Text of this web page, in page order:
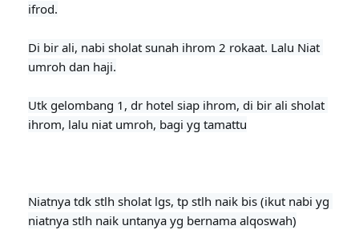
ifrod.
Di bir ali, nabi sholat sunah ihrom 2 rokaat. Lalu Niat
umroh dan haji.
Utk gelombang 1, dr hotel siap ihrom, di bir ali sholat
ihrom, lalu niat umroh, bagi yg tamattu
Niatnya tdk stlh sholat lgs, tp stlh naik bis (ikut nabi yg
niatnya stlh naik untanya yg bernama alqoswah)